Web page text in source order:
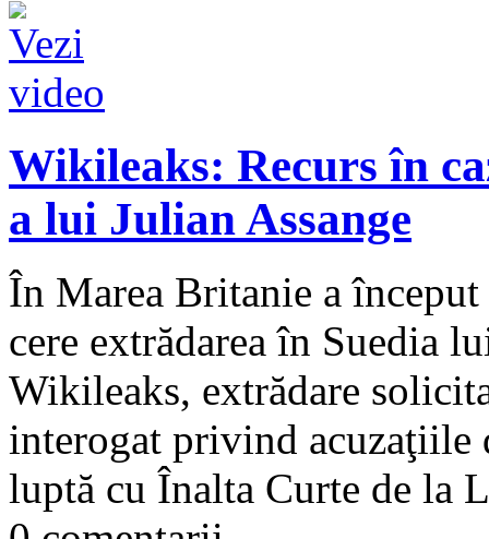
Wikileaks: Recurs în
a lui Julian Assange
În Marea Britanie a
cere extrădarea în Suedia
Wikileaks, extrădare
interogat privind acuzaţiile
luptă cu Înalta Curte de la